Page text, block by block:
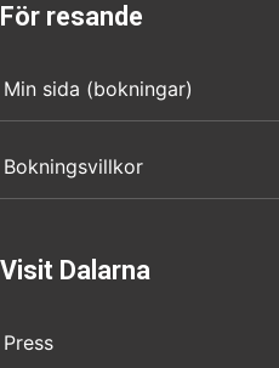
För resande
Min sida (bokningar)
Bokningsvillkor
Visit Dalarna
Press